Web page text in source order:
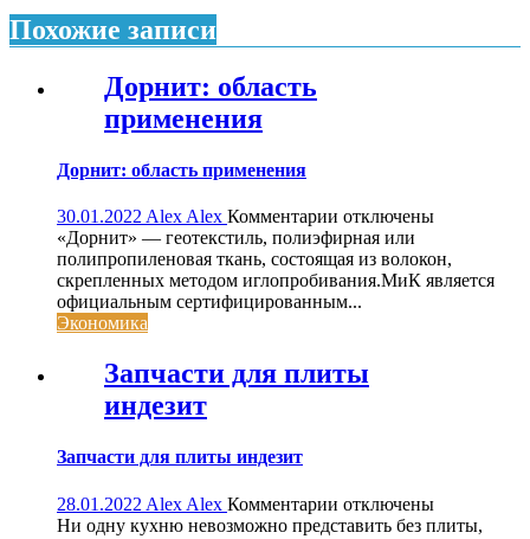
Похожие записи
Дорнит: область
применения
Дорнит: область применения
30.01.2022 Alex Alex Комментарии к
записи
Дорнит:
область
применения
отключены
«Дорнит» — геотекстиль, полиэфирная или
полипропиленовая ткань, состоящая из волокон,
скрепленных методом иглопробивания.МиК является
официальным сертифицированным...
Экономика
Запчасти для плиты
индезит
Запчасти для плиты индезит
28.01.2022 Alex Alex Комментарии к
записи
отключены
Ни одну кухню невозможно представить без плиты,